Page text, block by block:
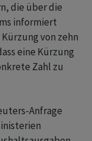
die über die
informiert
von zehn
eine Kürzung
Zahl zu
Anfrage